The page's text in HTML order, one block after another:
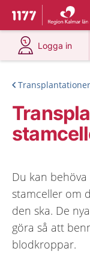
Till startsidan för
Du har
Logga in
på 1177.se
Transplantationer
Du kan
stamceller om
den ska. De
göra så att
blodkroppar.